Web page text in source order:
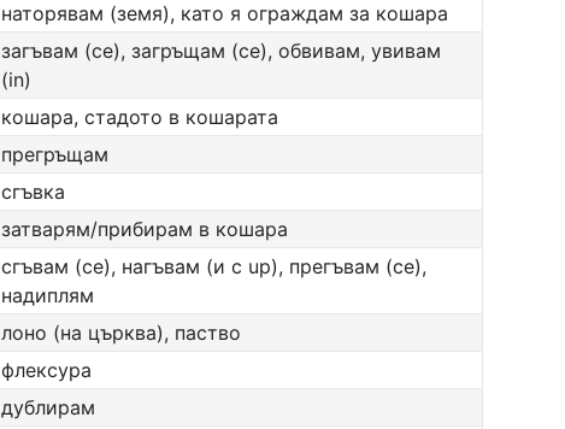
наторявам (земя), като я ограждам за кошара
загъвам (се), загръщам (се), обвивам, увивам
(in)
кошара, стадото в кошарата
прегръщам
сгъвка
затварям/прибирам в кошара
сгъвам (се), нагъвам (и с up), прегъвам (се),
надиплям
лоно (на църква), паство
флексура
дублирам